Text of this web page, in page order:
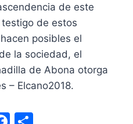
de este
de estos
posibles el
la sociedad, el
de Abona otorga
– Elcano2018.